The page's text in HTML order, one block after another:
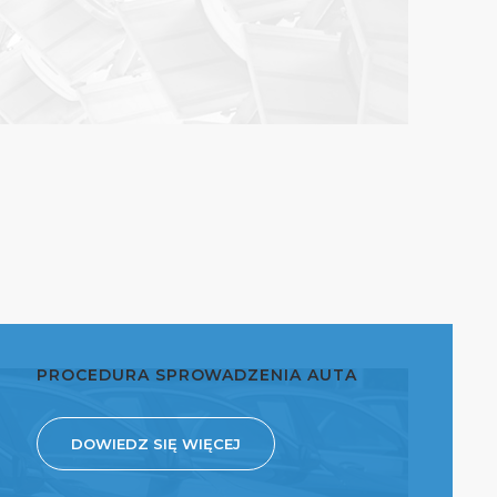
PROCEDURA SPROWADZENIA AUTA
DOWIEDZ SIĘ WIĘCEJ